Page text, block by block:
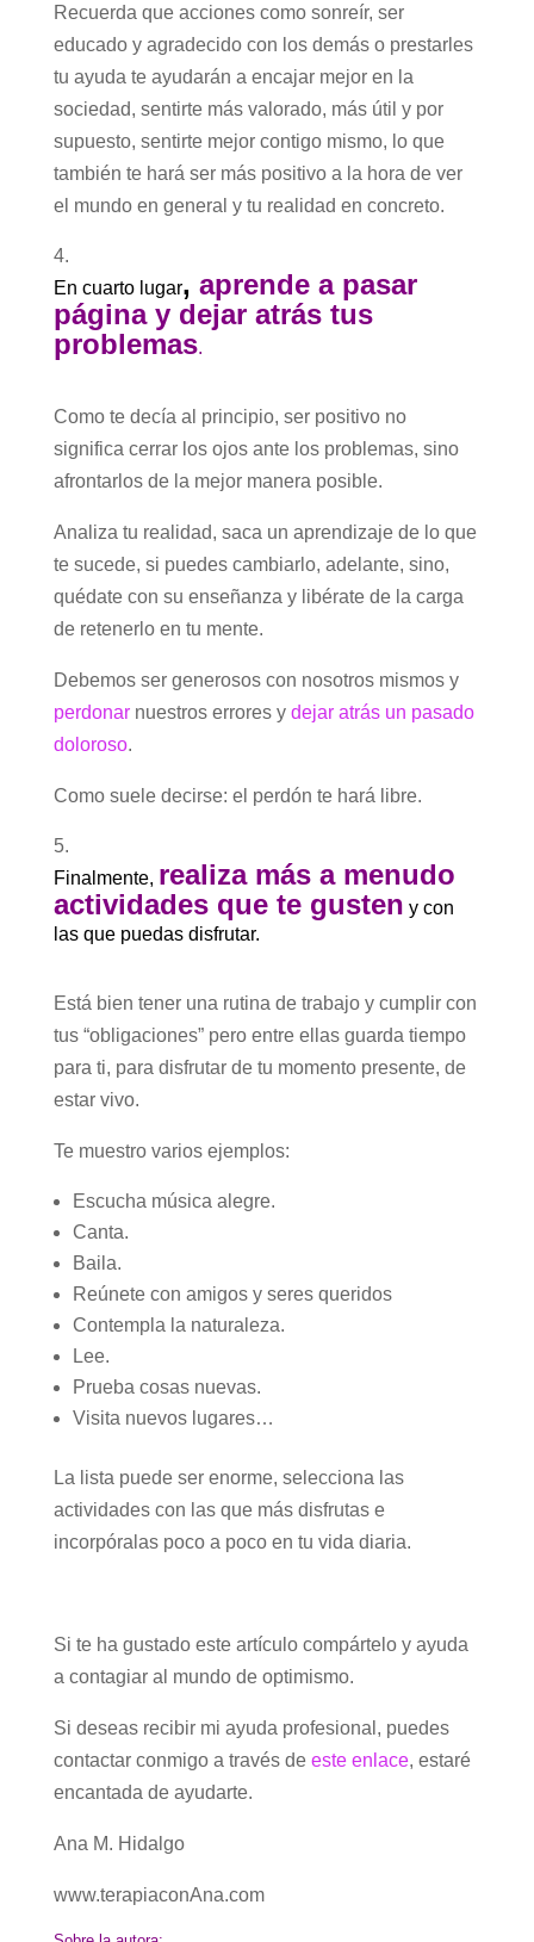
Recuerda que acciones como sonreír, ser
educado y agradecido con los demás o prestarles
tu ayuda te ayudarán a encajar mejor en la
sociedad, sentirte más valorado, más útil y por
supuesto, sentirte mejor contigo mismo, lo que
también te hará ser más positivo a la hora de ver
el mundo en general y tu realidad en concreto.
En cuarto lugar, aprende a pasar
páginay dejar atrás tus
problemas.
Como te decía al principio, ser positivo no
significa cerrar los ojos ante los problemas, sino
afrontarlos de la mejor manera posible.
Analiza tu realidad, saca un aprendizaje de lo que
te sucede, si puedes cambiarlo, adelante, sino,
quédate con su enseñanza y libérate de la carga
de retenerlo en tu mente.
Debemos ser generosos con nosotros mismos y
perdonarnuestros errores y dejar atrás un pasado
doloroso.
Como suele decirse: el perdón te hará libre.
Finalmente, realiza más a menudo
actividades que te gusten y con
las que puedas disfrutar.
Está bien tener una rutina de trabajo y cumplir con
tus “obligaciones” pero entre ellas guarda tiempo
para ti, para disfrutar de tu momento presente, de
estar vivo.
Te muestro varios ejemplos:
Escucha música alegre.
Canta.
Baila.
Reúnete con amigos y seres queridos
Contempla la naturaleza.
Lee.
Prueba cosas nuevas.
Visita nuevos lugares…
La lista puede ser enorme, selecciona las
actividades con las que más disfrutas e
incorpóralas poco a poco en tu vida diaria.
Si te ha gustado este artículo compártelo y ayuda
a contagiar al mundo de optimismo.
Si deseas recibir mi ayuda profesional, puedes
contactar conmigo a través de este enlace, estaré
encantada de ayudarte.
Ana M. Hidalgo
www.terapiaconAna.com